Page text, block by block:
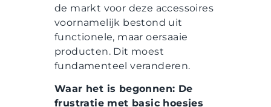
de markt voor deze accessoires
voornamelijk bestond uit
functionele, maar oersaaie
producten. Dit moest
fundamenteel veranderen.
Waar het is begonnen: De
frustratie met basic hoesjes